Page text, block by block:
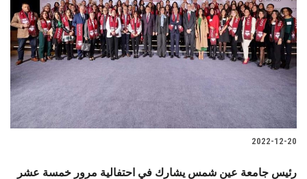
2022-12-20
رئيس جامعة عين شمس يشارك في احتفالية مرور خمسة عشر